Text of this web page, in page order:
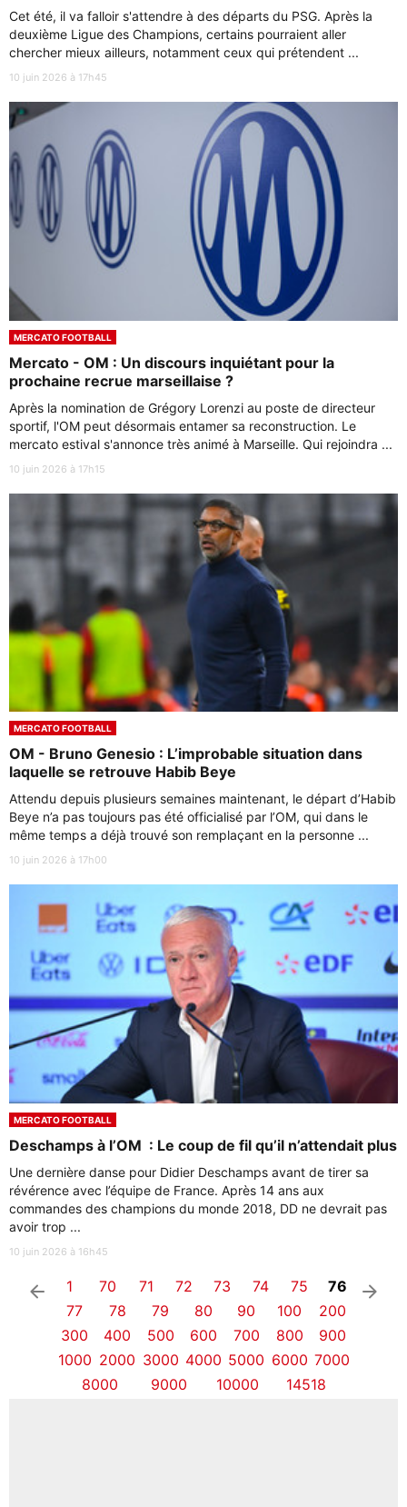
Cet été, il va falloir s'attendre à des départs du PSG. Après la
deuxième Ligue des Champions, certains pourraient aller
chercher mieux ailleurs, notamment ceux qui prétendent ...
10 juin 2026 à 17h45
MERCATO FOOTBALL
Mercato - OM : Un discours inquiétant pour la
prochaine recrue marseillaise ?
Après la nomination de Grégory Lorenzi au poste de directeur
sportif, l'OM peut désormais entamer sa reconstruction. Le
mercato estival s'annonce très animé à Marseille. Qui rejoindra ...
10 juin 2026 à 17h15
MERCATO FOOTBALL
OM - Bruno Genesio : L’improbable situation dans
laquelle se retrouve Habib Beye
Attendu depuis plusieurs semaines maintenant, le départ d’Habib
Beye n’a pas toujours pas été officialisé par l’OM, qui dans le
même temps a déjà trouvé son remplaçant en la personne ...
10 juin 2026 à 17h00
MERCATO FOOTBALL
Deschamps à l’OM : Le coup de fil qu’il n’attendait plus
Une dernière danse pour Didier Deschamps avant de tirer sa
révérence avec l’équipe de France. Après 14 ans aux
commandes des champions du monde 2018, DD ne devrait pas
avoir trop ...
10 juin 2026 à 16h45
arrow_left 1 70 71 72 73 74 75
76
77
78 79 80 90 100
200
300
400 500 600 700 800
900
1000 2000 3000 4000 5000 6000 7000
8000
9000 10000 14518
arrow_right